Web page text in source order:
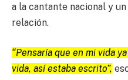
a la cantante nacional y
relación.
“Pensaría que en mi vida
vida, así estaba escrito”,